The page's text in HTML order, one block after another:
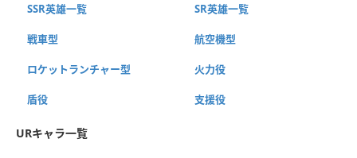
SSR英雄一覧 SR英雄一覧
戦車型 航空機型
ロケットランチャー型 火力役
盾役 支援役
URキャラ一覧